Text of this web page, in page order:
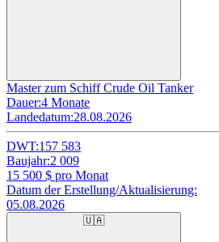
Master zum Schiff Crude Oil Tanker
Dauer:4 Monate
Landedatum:28.08.2026
DWT:157 583
Baujahr:2 009
15 500 $ pro Monat
Datum der Erstellung/Aktualisierung:
05.08.2026
🇺🇦